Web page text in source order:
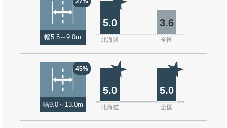
幅5.5～9.0m
5.0 3.6
北海道 全国
45%
幅9.0～13.0m
5.0 5.0
北海道 全国